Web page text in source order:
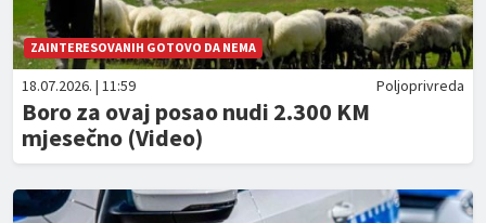
ZAINTERESOVANIH GOTOVO DA NEMA
18.07.2026. | 11:59 Poljoprivreda
Boro za ovaj posao nudi 2.300 KM
mjesečno (Video)